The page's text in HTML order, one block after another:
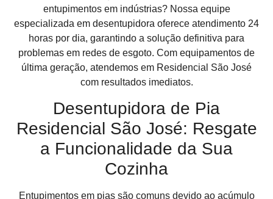
entupimentos em indústrias? Nossa equipe
especializada em desentupidora oferece atendimento 24
horas por dia, garantindo a solução definitiva para
problemas em redes de esgoto. Com equipamentos de
última geração, atendemos em Residencial São José
com resultados imediatos.
Desentupidora de Pia
Residencial São José: Resgate
a Funcionalidade da Sua
Cozinha
Entupimentos em pias são comuns devido ao acúmulo